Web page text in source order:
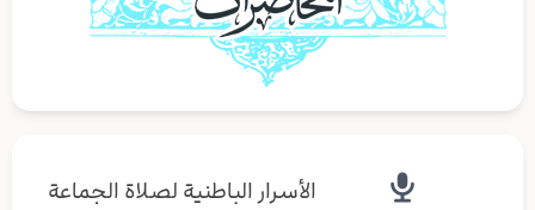
الأسرار الباطنية لصلاة الجماعة